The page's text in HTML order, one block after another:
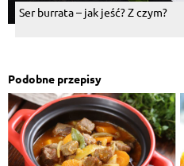
Ser burrata – jak jeść? Z czym?
Podobne przepisy